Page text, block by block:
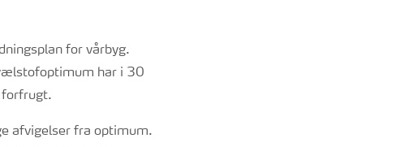
for vårbyg.
har i 30
forfrugt.
afvigelser fra optimum.